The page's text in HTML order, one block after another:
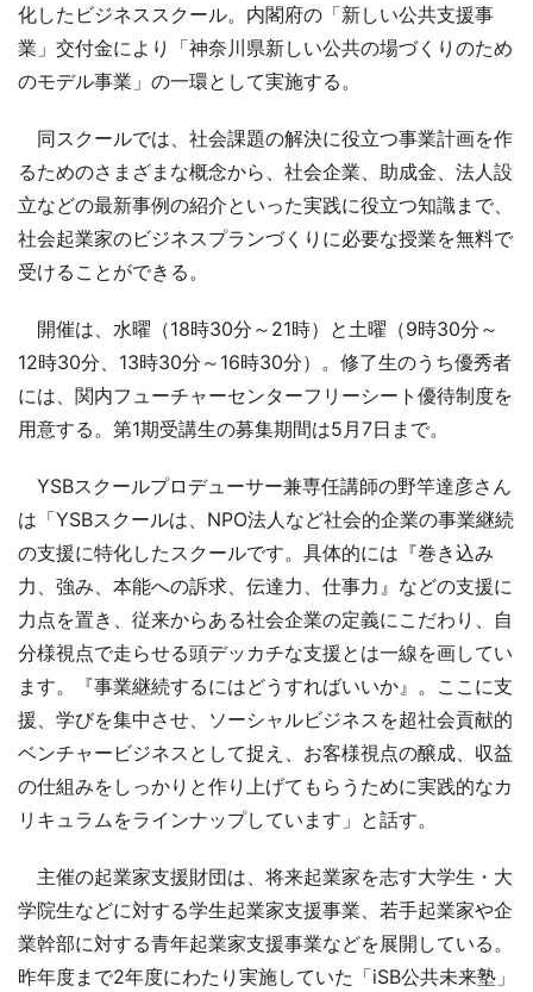
化したビジネススクール。内閣府の「新しい公共支援事
業」交付金により「神奈川県新しい公共の場づくりのため
のモデル事業」の一環として実施する。
同スクールでは、社会課題の解決に役立つ事業計画を作
るためのさまざまな概念から、社会企業、助成金、法人設
立などの最新事例の紹介といった実践に役立つ知識まで、
社会起業家のビジネスプランづくりに必要な授業を無料で
受けることができる。
開催は、水曜（18時30分～21時）と土曜（9時30分～
12時30分、13時30分～16時30分）。修了生のうち優秀者
には、関内フューチャーセンターフリーシート優待制度を
用意する。第1期受講生の募集期間は5月7日まで。
YSBスクールプロデューサー兼専任講師の野竿達彦さん
は「YSBスクールは、NPO法人など社会的企業の事業継続
の支援に特化したスクールです。具体的には『巻き込み
力、強み、本能への訴求、伝達力、仕事力』などの支援に
力点を置き、従来からある社会企業の定義にこだわり、自
分様視点で走らせる頭デッカチな支援とは一線を画してい
ます。『事業継続するにはどうすればいいか』。ここに支
援、学びを集中させ、ソーシャルビジネスを超社会貢献的
ベンチャービジネスとして捉え、お客様視点の醸成、収益
の仕組みをしっかりと作り上げてもらうために実践的なカ
リキュラムをラインナップしています」と話す。
主催の起業家支援財団は、将来起業家を志す大学生・大
学院生などに対する学生起業家支援事業、若手起業家や企
業幹部に対する青年起業家支援事業などを展開している。
昨年度まで2年度にわたり実施していた「iSB公共未来塾」